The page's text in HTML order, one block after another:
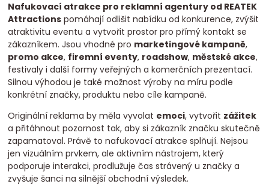
Nafukovací atrakce pro reklamní agentury od REATEK
Attractions pomáhají odlišit nabídku od konkurence, zvýšit
atraktivitu eventu a vytvořit prostor pro přímý kontakt se
zákazníkem. Jsou vhodné pro marketingové kampaně,
promo akce, firemní eventy, roadshow, městské akce,
festivaly i další formy veřejných a komerčních prezentací.
Silnou výhodou je také možnost výroby na míru podle
konkrétní značky, produktu nebo cíle kampaně.
Originální reklama by měla vyvolat emoci, vytvořit zážitek
a přitáhnout pozornost tak, aby si zákazník značku skutečně
zapamatoval. Právě to nafukovací atrakce splňují. Nejsou
jen vizuálním prvkem, ale aktivním nástrojem, který
podporuje interakci, prodlužuje čas strávený u značky a
zvyšuje šanci na silnější obchodní výsledek.